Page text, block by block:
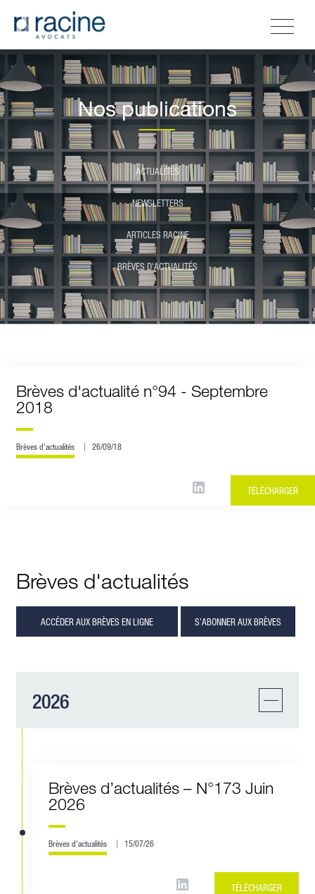
Nos publications
ACTUALITÉS
NEWSLETTERS
ARTICLES RACINE
BRÈVES D'ACTUALITÉS
Brèves d'actualité n°94 - Septembre
2018
Brèves d'actualités 26/09/18
TÉLÉCHARGER
Brèves d'actualités
ACCÉDER AUX BRÈVES EN LIGNE S'ABONNER AUX BRÈVES
2026
Brèves d’actualités – N°173 Juin
2026
Brèves d'actualités 15/07/26
TÉLÉCHARGER